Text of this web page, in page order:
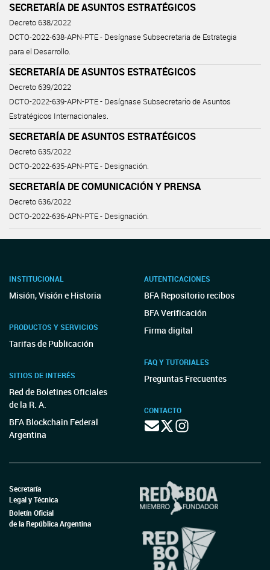
SECRETARÍA DE ASUNTOS ESTRATÉGICOS
Decreto 638/2022
DCTO-2022-638-APN-PTE - Desígnase Subsecretaria de Estrategia
para el Desarrollo.
SECRETARÍA DE ASUNTOS ESTRATÉGICOS
Decreto 639/2022
DCTO-2022-639-APN-PTE - Desígnase Subsecretario de Asuntos
Estratégicos Internacionales.
SECRETARÍA DE ASUNTOS ESTRATÉGICOS
Decreto 635/2022
DCTO-2022-635-APN-PTE - Designación.
SECRETARÍA DE COMUNICACIÓN Y PRENSA
Decreto 636/2022
DCTO-2022-636-APN-PTE - Designación.
INSTITUCIONAL
Misión, Visión e Historia
PRODUCTOS Y SERVICIOS
Tarifas de Publicación
SITIOS DE INTERÉS
Red de Boletines Oficiales
de la R. A.
BFA Blockchain Federal
Argentina
AUTENTICACIONES
BFA Repositorio recibos
BFA Verificación
Firma digital
FAQ Y TUTORIALES
Preguntas Frecuentes
CONTACTO
Secretaría
Legal y Técnica
Boletín Oficial
de la República Argentina